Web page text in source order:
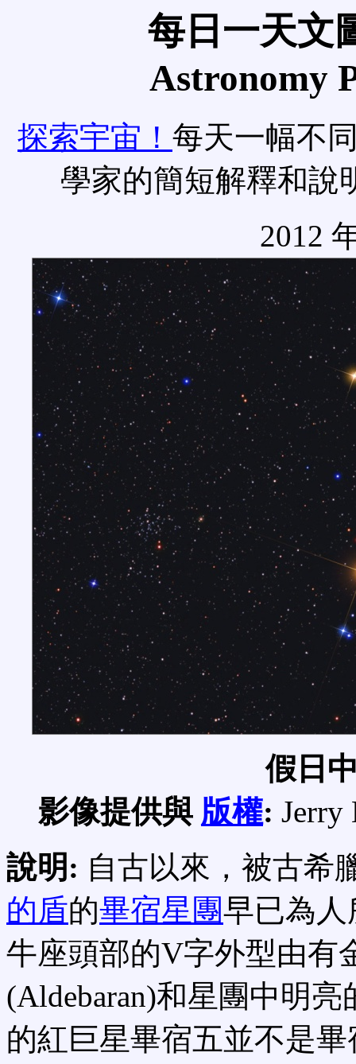
每日一天文
Astronomy
探索宇宙！ 每天一幅不
學家的簡短解釋和說
2012
假日
影像提供與 版權: Jerry
說明: 自古以來，被古希
的盾的畢宿星團早已為
牛座頭部的V字外型由有
(Aldebaran)和星團中明
的紅巨星畢宿五並不是